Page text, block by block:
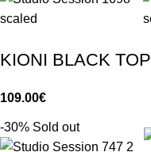
KIONI BLACK TOP
109.00€
-30% Sold out